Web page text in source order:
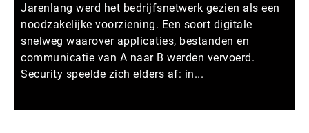
Jarenlang werd het bedrijfsnetwerk gezien als een
noodzakelijke voorziening. Een soort digitale
snelweg waarover applicaties, bestanden en
communicatie van A naar B werden vervoerd.
Security speelde zich elders af: in...